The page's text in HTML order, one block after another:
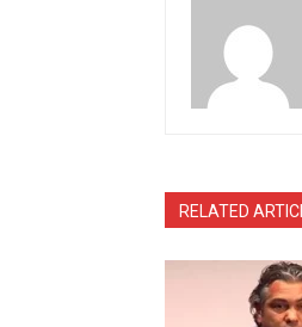
RELATED